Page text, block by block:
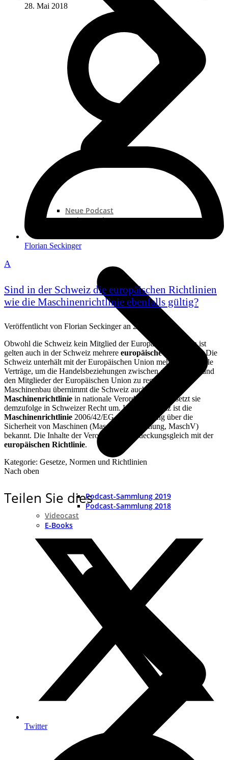
Neue Podcast
Podcast „Shorts“
Podcast-Sammlung 2019
Podcast-Sammlung 2018
Videocast
E-Books
28. Mai 2018
Florian Seckinger
A
Sind in der Schweiz die europäischen Richtlinien
wie die Maschinenrichtlinie ebenfalls gültig?
Veröffentlicht von Florian Seckingeran28. Mai 2018
Obwohl die Schweiz kein Mitglied der Europäischen Union ist
gelten auch in der Schweiz mehrere europäische Richtlinien . Die
Schweiz unterhält mit der Europäischen Union mehrere bilaterale
Verträge, um die Handelsbeziehungen zwischen der Schweiz und
den Mitglieder der Europäischen Union zu regeln. Für den
Maschinenbau übernimmt die Schweiz auch die
Maschinenrichtlinie in nationale Verordnungen und setzt sie
demzufolge in Schweizer Recht um. In der Schweiz ist die
Maschinenrichtlinie 2006/42/EG als Verordnung über die
Sicherheit von Maschinen (Maschinenverordnung, MaschV)
bekannt. Die Inhalte der Verordnung sind deckungsgleich mit der
europäischen Richtlinie.
Kategorie: Gesetze, Normen und Richtlinien
Nach oben
Teilen Sie dies
Twitter